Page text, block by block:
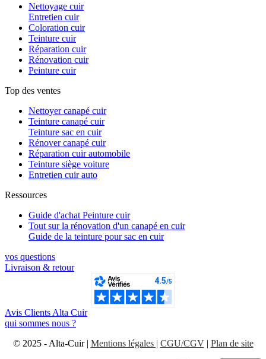
Nettoyage cuir
Entretien cuir
Coloration cuir
Teinture cuir
Réparation cuir
Rénovation cuir
Peinture cuir
Top des ventes
Nettoyer canapé cuir
Teinture canapé cuir
Teinture sac en cuir
Rénover canapé cuir
Réparation cuir automobile
Teinture siège voiture
Entretien cuir auto
Ressources
Guide d'achat Peinture cuir
Tout sur la rénovation d'un canapé en cuir
Guide de la teinture pour sac en cuir
vos questions​
Livraison & retour
Avis Clients Alta Cuir
qui sommes nous ?
© 2025 - Alta-Cuir | Mentions légales | CGU/CGV| Plan de site